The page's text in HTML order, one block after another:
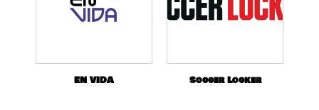
EN VIDA Soccer Locker